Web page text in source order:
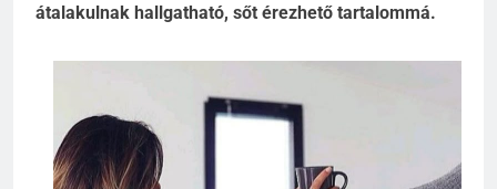
átalakulnak hallgatható, sőt érezhető tartalommá.